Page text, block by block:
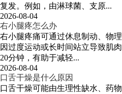
复发。例如，由淋球菌、支原...
2026-08-04
右小腿疼怎么办
右小腿疼痛可通过休息制动、物
因过度运动或长时间站立导致肌
20分钟，有助于减轻...
2026-08-04
口舌干燥是什么原因
口舌干燥可能由生理性缺水、药